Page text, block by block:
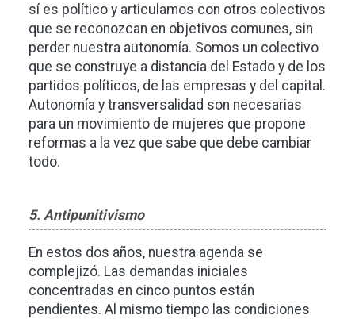
sí es político y articulamos con otros colectivos
que se reconozcan en objetivos comunes, sin
perder nuestra autonomía. Somos un colectivo
que se construye a distancia del Estado y de los
partidos políticos, de las empresas y del capital.
Autonomía y transversalidad son necesarias
para un movimiento de mujeres que propone
reformas a la vez que sabe que debe cambiar
todo.
5. Antipunitivismo
En estos dos años, nuestra agenda se
complejizó. Las demandas iniciales
concentradas en cinco puntos están
pendientes. Al mismo tiempo las condiciones